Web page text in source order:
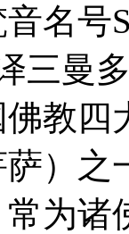
号
三曼
教四
）之
为诸